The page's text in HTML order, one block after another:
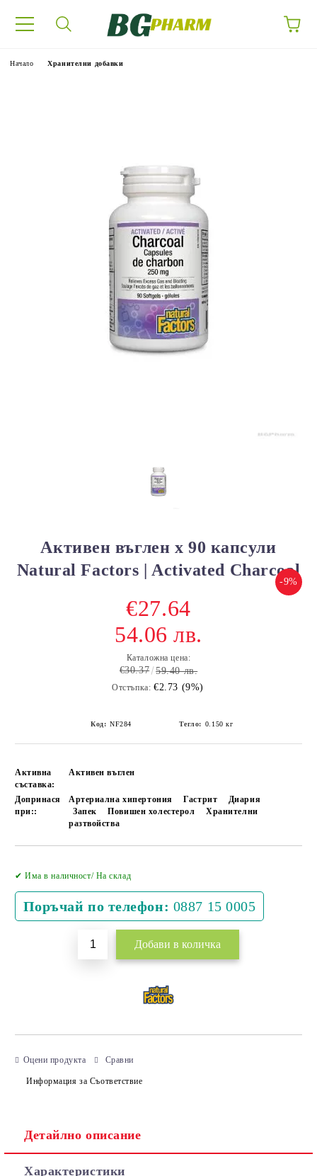
Начало Хранителни добавки
Активен въглен х 90 капсули
Natural Factors | Activated Charcoal
-9%
€27.64
54.06 лв.
Каталожна цена:
€30.37 59.40 лв.
Отстъпка: €2.73 (9%)
Код: NF284 Тегло: 0.150 кг
Активна
съставка:
Активен въглен
Допринася
при::
Артериална хипертония Гастрит
Диария
Запек
Повишен холестерол
Хранителни
разтвойства
✔ Има в наличност/ На склад
Поръчай по телефон: 0887 15 0005
Оцени продукта Сравни
Информация за Съответствие
Детайлно описание
Характеристики